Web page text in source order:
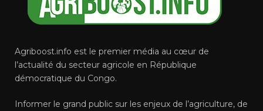
Agriboost.info est le premier média au cœur de
l’actualité du secteur agricole en République
démocratique du Congo.
Informer le grand public sur les enjeux de l’agriculture, de